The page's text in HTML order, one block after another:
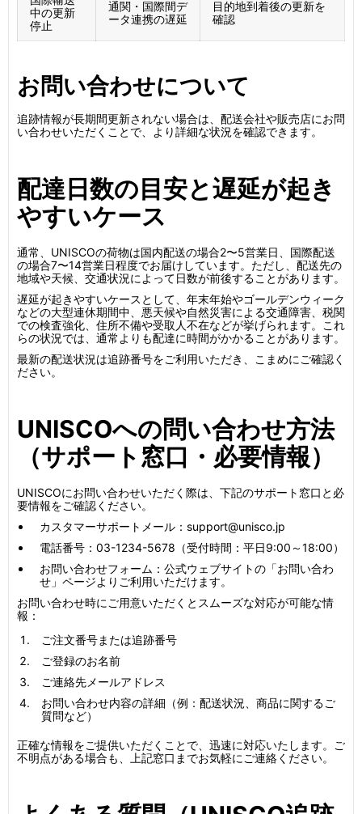
中の更新
停止
通関・国際間デ
ータ連携の遅延
目的地到着後の更新を
確認
お問い合わせについて
追跡情報が長期間更新されない場合は、配送会社や販売店にお問
い合わせいただくことで、より詳細な状況を確認できます。
配達日数の目安と遅延が起き
やすいケース
通常、UNISCOの荷物は国内配送の場合2〜5営業日、国際配送
の場合7〜14営業日程度でお届けしています。ただし、配送先の
地域や天候、交通状況によって日数が前後することがあります。
遅延が起きやすいケースとして、年末年始やゴールデンウィーク
などの大型連休期間中、悪天候や自然災害による交通障害、税関
での検査強化、住所不備や受取人不在などが挙げられます。これ
らの状況では、通常よりも配達に時間がかかることがあります。
最新の配送状況は追跡番号をご利用いただき、こまめにご確認く
ださい。
UNISCOへの問い合わせ方法
（サポート窓口・必要情報）
UNISCOにお問い合わせいただく際は、下記のサポート窓口と必
要情報をご確認ください。
カスタマーサポートメール：support@unisco.jp
電話番号：03-1234-5678（受付時間：平日9:00～18:00）
お問い合わせフォーム：公式ウェブサイトの「お問い合わ
せ」ページよりご利用いただけます。
お問い合わせ時にご用意いただくとスムーズな対応が可能な情
報：
ご注文番号または追跡番号
ご登録のお名前
ご連絡先メールアドレス
お問い合わせ内容の詳細（例：配送状況、商品に関するご
質問など）
正確な情報をご提供いただくことで、迅速に対応いたします。ご
不明点がある場合も、上記窓口までお気軽にご連絡ください。